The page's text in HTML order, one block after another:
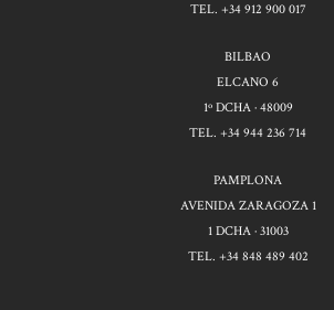
TEL. +34 912 900 017
BILBAO
ELCANO 6
1º DCHA · 48009
TEL. +34 944 236 714
PAMPLONA
AVENIDA ZARAGOZA 1
1 DCHA · 31003
TEL. +34 848 489 402